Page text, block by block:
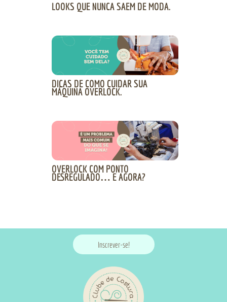
LOOKS QUE NUNCA SAEM DE MODA.
DICAS DE COMO CUIDAR SUA
MÁQUINA OVERLOCK.
OVERLOCK COM PONTO
DESREGULADO… E AGORA?
Inscrever-se!